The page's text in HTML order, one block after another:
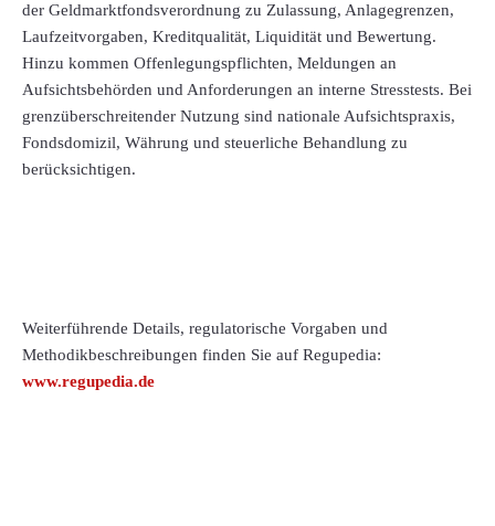
der Geldmarktfondsverordnung zu Zulassung, Anlagegrenzen,
Laufzeitvorgaben, Kreditqualität, Liquidität und Bewertung.
Hinzu kommen Offenlegungspflichten, Meldungen an
Aufsichtsbehörden und Anforderungen an interne Stresstests. Bei
grenzüberschreitender Nutzung sind nationale Aufsichtspraxis,
Fondsdomizil, Währung und steuerliche Behandlung zu
berücksichtigen.
Weiterführende Details, regulatorische Vorgaben und
Methodikbeschreibungen finden Sie auf Regupedia:
www.regupedia.de